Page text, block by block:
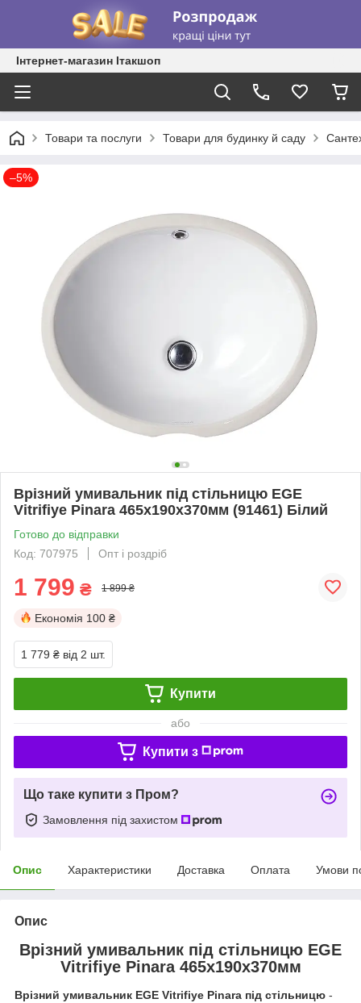
Інтернет-магазин Ітакшоп
Товари та послуги Товари для будинку й саду
–5%
Врізний умивальник під стільницю EGE
Vitrifiye Pinara 465x190x370мм (91461) Білий
Готово до відправки
Код: 707975
Опт і роздріб
1 799 ₴ 1 899 ₴
Економія 100 ₴
1 779 ₴ від 2 шт.
Купити
або
Купити з
Що таке купити з Пром?
Замовлення під захистом
Опис Характеристики Доставка Оплата Умови
Опис
Врізний умивальник під стільницю EGE
Vitrifiye Pinara 465x190x370мм
Врізний умивальник EGE Vitrifiye Pinara під стільницю -